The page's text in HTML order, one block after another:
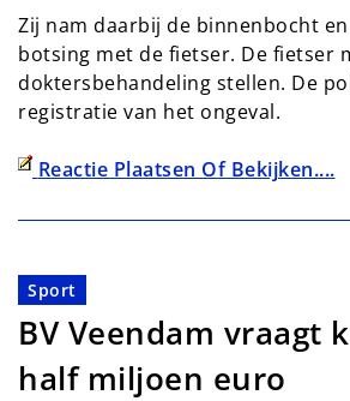
Zij nam daarbij de binnenbocht
botsing met de fietser. De fietser
doktersbehandeling stellen. De
registratie van het ongeval.
Reactie Plaatsen Of Bekijken....
Sport
BV Veendam vraagt
half miljoen euro